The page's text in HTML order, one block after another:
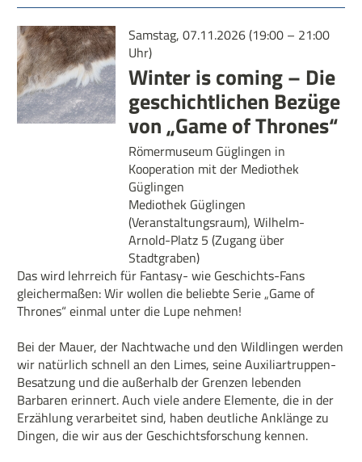
Samstag, 07.11.2026 (19:00 – 21:00
Uhr)
Winter is coming – Die
geschichtlichen Bezüge
von „Game of Thrones“
Römermuseum Güglingen in
Kooperation mit der Mediothek
Güglingen
Mediothek Güglingen
(Veranstaltungsraum), Wilhelm-
Arnold-Platz 5 (Zugang über
Stadtgraben)
Das wird lehrreich für Fantasy- wie Geschichts-Fans
gleichermaßen: Wir wollen die beliebte Serie „Game of
Thrones“ einmal unter die Lupe nehmen!
Bei der Mauer, der Nachtwache und den Wildlingen werden
wir natürlich schnell an den Limes, seine Auxiliartruppen-
Besatzung und die außerhalb der Grenzen lebenden
Barbaren erinnert. Auch viele andere Elemente, die in der
Erzählung verarbeitet sind, haben deutliche Anklänge zu
Dingen, die wir aus der Geschichtsforschung kennen.